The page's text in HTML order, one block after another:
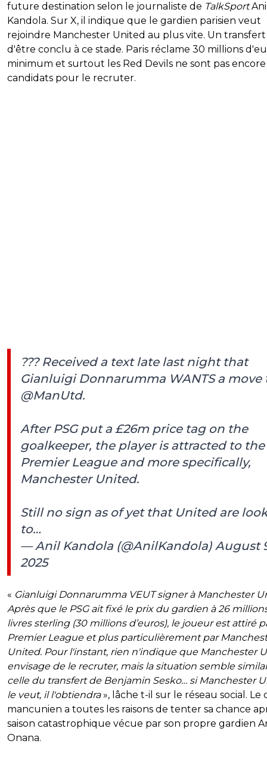
future destination selon le journaliste de TalkSport
Kandola. Sur X, il indique que le gardien parisien veut
rejoindre Manchester United au plus vite. Un
d'être conclu à ce stade. Paris réclame 30 millions
minimum et surtout les Red Devils ne sont pas encore
candidats pour le recruter.
??? Received a text late last night that
Gianluigi Donnarumma WANTS a move
@ManUtd.
After PSG put a £26m price tag on the
goalkeeper, the player is attracted to the
Premier League and more specifically,
Manchester United.
Still no sign as of yet that United are
to…
— Anil Kandola (@AnilKandola) August
2025
« Gianluigi Donnarumma VEUT signer à Manchester
Après que le PSG ait fixé le prix du gardien à 26
livres sterling (30 millions d’euros), le joueur est attiré
Premier League et plus particulièrement par
United. Pour l'instant, rien n'indique que Manchester
envisage de le recruter, mais la situation semble
celle du transfert de Benjamin Sesko… si Manchester
le veut, il l'obtiendra», lâche t-il sur le réseau social. Le
mancunien a toutes les raisons de tenter sa chance
saison catastrophique vécue par son propre gardien
Onana.